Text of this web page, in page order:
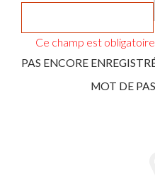
Ce champ est obligatoire